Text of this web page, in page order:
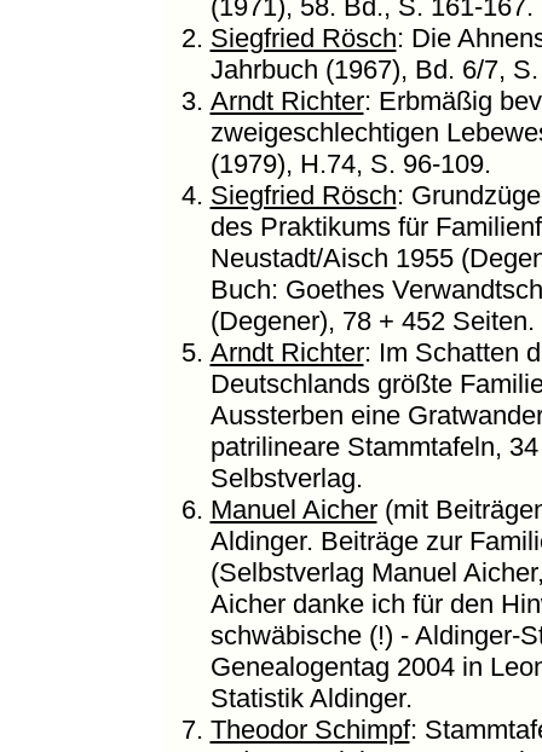
(1971), 58. Bd., S. 161-167.
Siegfried Rösch: Die
Jahrbuch (1967), Bd. 6/7, S.
Arndt Richter: Erbmäßig
zweigeschlechtigen
(1979), H.74, S. 96-109.
Siegfried Rösch:
des Praktikums für
Neustadt/Aisch 1955
Buch: Goethes
(Degener), 78 + 452 Seiten.
Arndt Richter: Im Schatten
Deutschlands größte
Aussterben eine
patrilineare Stammtafeln,
Selbstverlag.
Manuel Aicher(mit
Aldinger. Beiträge zur
(Selbstverlag Manuel
Aicher danke ich für den
schwäbische (!) - Aldinger-
Genealogentag 2004 in
Statistik Aldinger.
Theodor Schimpf: